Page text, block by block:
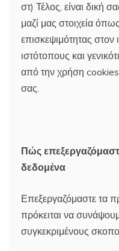
στ) Τέλος, είναι δική
μαζί μας στοιχεία
επισκεψιμότητας
ιστότοπους και
από την χρήση
σας.
Πώς
δεδομένα
Επεξεργαζόμαστε τα
πρόκειται να
συγκεκριμένους